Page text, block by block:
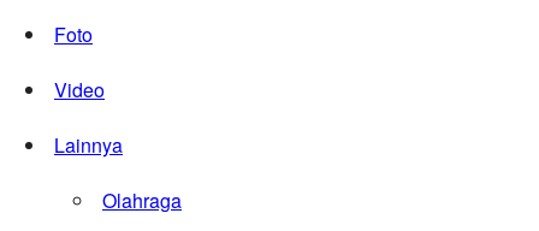
Foto
Video
Lainnya
Olahraga